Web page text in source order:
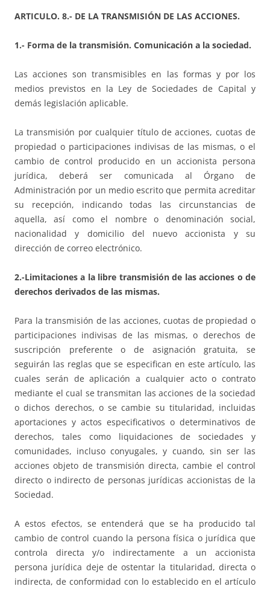
ARTICULO. 8.- DE LA TRANSMISIÓN DE LAS ACCIONES.
1.- Forma de la transmisión. Comunicación a la sociedad.
Las acciones son transmisibles en las formas y por los
medios previstos en la Ley de Sociedades de Capital y
demás legislación aplicable.
La transmisión por cualquier título de acciones, cuotas de
propiedad o participaciones indivisas de las mismas, o el
cambio de control producido en un accionista persona
jurídica, deberá ser comunicada al Órgano de
Administración por un medio escrito que permita acreditar
su recepción, indicando todas las circunstancias de
aquella, así como el nombre o denominación social,
nacionalidad y domicilio del nuevo accionista y su
dirección de correo electrónico.
2.-Limitaciones a la libre transmisión de las acciones o de
derechos derivados de las mismas.
Para la transmisión de las acciones, cuotas de propiedad o
participaciones indivisas de las mismas, o derechos de
suscripción preferente o de asignación gratuita, se
seguirán las reglas que se especifican en este artículo, las
cuales serán de aplicación a cualquier acto o contrato
mediante el cual se transmitan las acciones de la sociedad
o dichos derechos, o se cambie su titularidad, incluidas
aportaciones y actos especificativos o determinativos de
derechos, tales como liquidaciones de sociedades y
comunidades, incluso conyugales, y cuando, sin ser las
acciones objeto de transmisión directa, cambie el control
directo o indirecto de personas jurídicas accionistas de la
Sociedad.
A estos efectos, se entenderá que se ha producido tal
cambio de control cuando la persona física o jurídica que
controla directa y/o indirectamente a un accionista
persona jurídica deje de ostentar la titularidad, directa o
indirecta, de conformidad con lo establecido en el artículo